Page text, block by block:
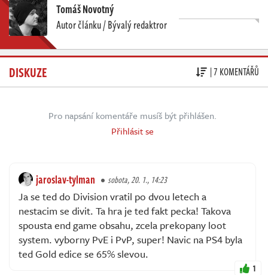
Tomáš Novotný
Autor článku / Bývalý redaktror
DISKUZE | 7 KOMENTÁŘŮ
Pro napsání komentáře musíš být přihlášen.
Přihlásit se
jaroslav-tylman sobota, 20. 1., 14:23
Ja se ted do Division vratil po dvou letech a
nestacim se divit. Ta hra je ted fakt pecka! Takova
spousta end game obsahu, zcela prekopany loot
system. vyborny PvE i PvP, super! Navic na PS4 byla
ted Gold edice se 65% slevou.
1